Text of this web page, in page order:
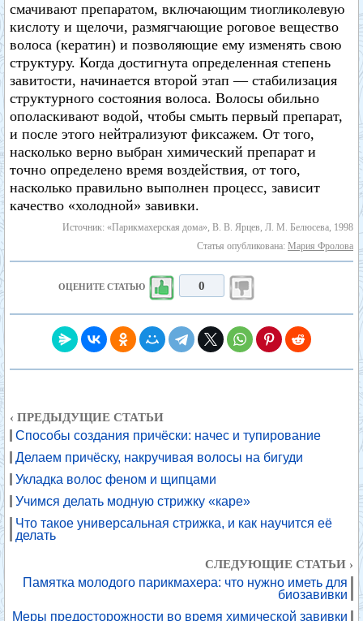
смачивают препаратом, включающим тиогликолевую
кислоту и щелочи, размягчающие роговое вещество
волоса (кератин) и позволяющие ему изменять свою
структуру. Когда достигнута определенная степень
завитости, начинается второй этап — стабилизация
структурного состояния волоса. Волосы обильно
ополаскивают водой, чтобы смыть первый препарат,
и после этого нейтрализуют фиксажем. От того,
насколько верно выбран химический препарат и
точно определено время воздействия, от того,
насколько правильно выполнен процесс, зависит
качество «холодной» завивки.
Источник: «Парикмахерская дома», В. В. Ярцев, Л. М. Белюсева, 1998
Статья опубликована: Мария Фролова
ОЦЕНИТЕ СТАТЬЮ 0
‹ ПРЕДЫДУЩИЕ СТАТЬИ
Способы создания причёски: начес и тупирование
Делаем причёску, накручивая волосы на бигуди
Укладка волос феном и щипцами
Учимся делать модную стрижку «каре»
Что такое универсальная стрижка, и как научится её
делать
СЛЕДУЮЩИЕ СТАТЬИ ›
Памятка молодого парикмахера: что нужно иметь для
биозавивки
Меры предосторожности во время химической завивки